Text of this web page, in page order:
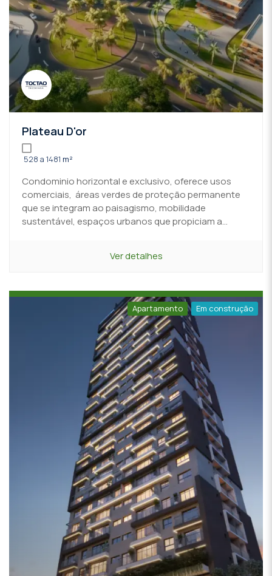
Plateau D'or
528 a 1481 m²
Condominio horizontal e exclusivo, oferece usos
comerciais, áreas verdes de proteção permanente
que se integram ao paisagismo, mobilidade
sustentável, espaços urbanos que propiciam a...
Ver detalhes
Apartamento Em construção